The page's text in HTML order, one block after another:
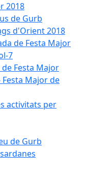
2018
de Gurb
d'Orient 2018
de Festa Major
7
Festa Major
Festa Major de
activitats per
de Gurb